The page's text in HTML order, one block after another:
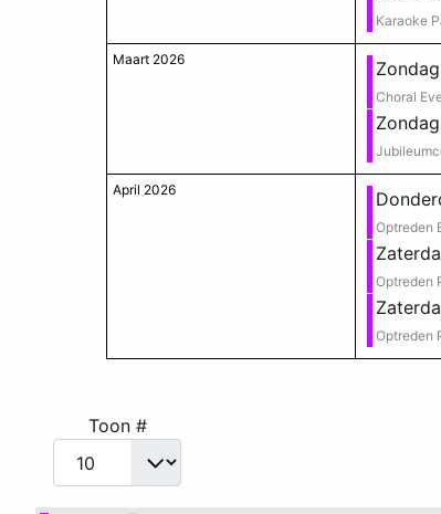
Karaoke
Maart 2026
Choral
April 2026
Optreden
Optreden
Optreden
Toon #